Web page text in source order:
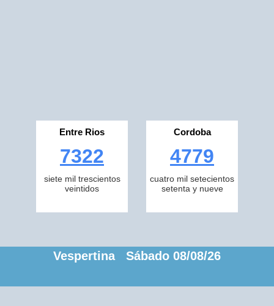
Entre Rios
7322
siete mil trescientos
veintidos
Cordoba
4779
cuatro mil setecientos
setenta y nueve
Vespertina Sábado 08/08/26